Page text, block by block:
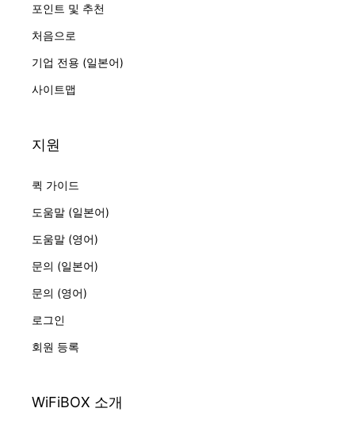
포인트 및 추천
처음으로
기업 전용 (일본어)
사이트맵
지원
퀵 가이드
도움말 (일본어)
도움말 (영어)
문의 (일본어)
문의 (영어)
로그인
회원 등록
WiFiBOX 소개